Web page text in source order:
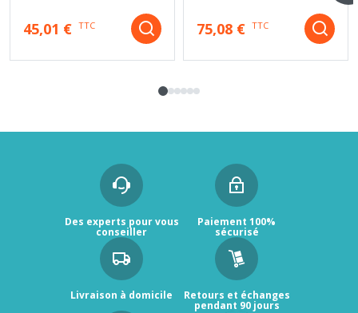
45,01 € TTC 75,08 € TTC
Des experts pour vous
conseiller
Paiement 100%
sécurisé
Livraison à domicile Retours et échanges
pendant 90 jours